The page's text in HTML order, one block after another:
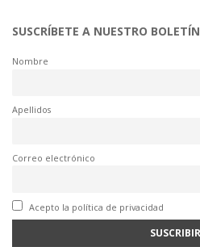
SUSCRÍBETE A NUESTRO BOLETÍN
Nombre
Apellidos
Correo electrónico
Acepto la política de privacidad